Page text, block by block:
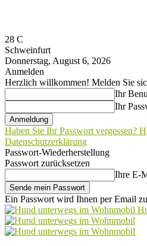
28 C
Schweinfurt
Donnerstag, August 6, 2026
Anmelden
Herzlich willkommen! Melden Sie
Ihr
Ihr
Haben Sie Ihr Passwort vergessen?
Datenschutzerklärung
Passwort-Wiederherstellung
Passwort zurücksetzen
Ihre E-
Ein Passwort wird Ihnen per Email